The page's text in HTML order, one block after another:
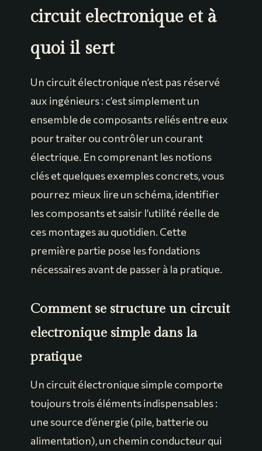
circuit electronique et à
quoi il sert
Un circuit électronique n’est pas réservé
aux ingénieurs : c’est simplement un
ensemble de composants reliés entre eux
pour traiter ou contrôler un courant
électrique. En comprenant les notions
clés et quelques exemples concrets, vous
pourrez mieux lire un schéma, identifier
les composants et saisir l’utilité réelle de
ces montages au quotidien. Cette
première partie pose les fondations
nécessaires avant de passer à la pratique.
Comment se structure un circuit
electronique simple dans la
pratique
Un circuit électronique simple comporte
toujours trois éléments indispensables :
une source d’énergie (pile, batterie ou
alimentation), un chemin conducteur qui